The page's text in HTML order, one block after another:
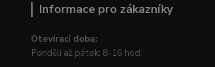
Informace pro zákazníky
Otevírací doba:
Pondělí až pátek: 8-16 hod.